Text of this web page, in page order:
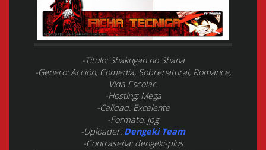
-Titulo: Shakugan no Shana
-Genero: Acción, Comedia, Sobrenatural, Romance,
Vida Escolar.
-Hosting: Mega
-Calidad: Excelente
-Formato: jpg
-Uploader: Dengeki Team
-Contraseña: dengeki-plus